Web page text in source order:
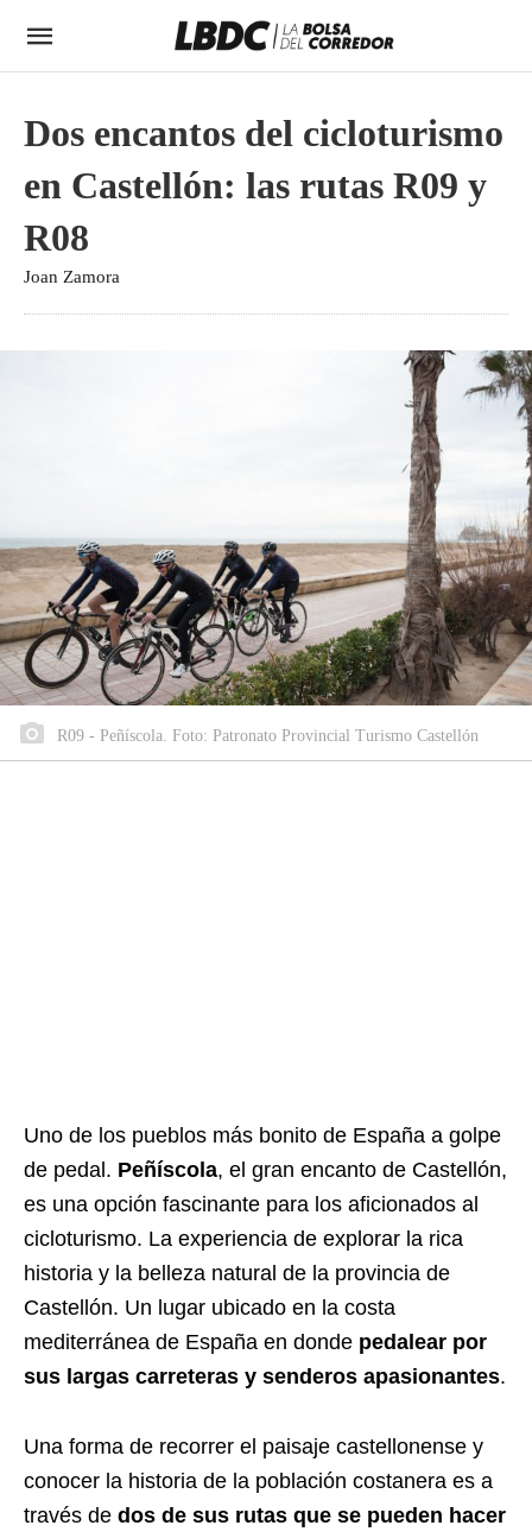
Dos encantos del cicloturismo
en Castellón: las rutas R09 y
R08
Joan Zamora
R09 - Peñíscola. Foto: Patronato Provincial Turismo Castellón
Uno de los pueblos más bonito de España a golpe
de pedal. Peñíscola, el gran encanto de Castellón,
es una opción fascinante para los aficionados al
cicloturismo. La experiencia de explorar la rica
historia y la belleza natural de la provincia de
Castellón. Un lugar ubicado en la costa
mediterránea de España en donde pedalear por
sus largas carreteras y senderos apasionantes.
Una forma de recorrer el paisaje castellonense y
conocer la historia de la población costanera es a
través de dos de sus rutas que se pueden hacer